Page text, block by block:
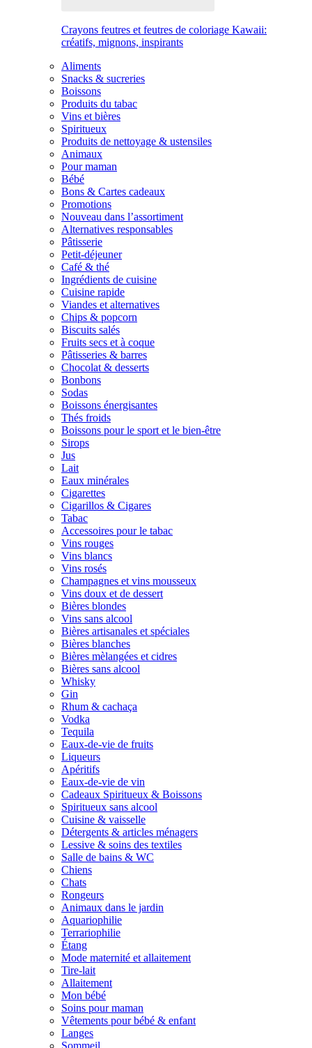
Crayons feutres et feutres de coloriage Kawaii:
créatifs, mignons, inspirants
Aliments
Snacks & sucreries
Boissons
Produits du tabac
Vins et bières
Spiritueux
Produits de nettoyage & ustensiles
Animaux
Pour maman
Bébé
Bons & Cartes cadeaux
Promotions
Nouveau dans l’assortiment
Alternatives responsables
Pâtisserie
Petit-déjeuner
Café & thé
Ingrédients de cuisine
Cuisine rapide
Viandes et alternatives
Chips & popcorn
Biscuits salés
Fruits secs et à coque
Pâtisseries & barres
Chocolat & desserts
Bonbons
Sodas
Boissons énergisantes
Thés froids
Boissons pour le sport et le bien-être
Sirops
Jus
Lait
Eaux minérales
Cigarettes
Cigarillos & Cigares
Tabac
Accessoires pour le tabac
Vins rouges
Vins blancs
Vins rosés
Champagnes et vins mousseux
Vins doux et de dessert
Bières blondes
Vins sans alcool
Bières artisanales et spéciales
Bières blanches
Bières mèlangées et cidres
Bières sans alcool
Whisky
Gin
Rhum & cachaça
Vodka
Tequila
Eaux-de-vie de fruits
Liqueurs
Apéritifs
Eaux-de-vie de vin
Cadeaux Spiritueux & Boissons
Spiritueux sans alcool
Cuisine & vaisselle
Détergents & articles ménagers
Lessive & soins des textiles
Salle de bains & WC
Chiens
Chats
Rongeurs
Animaux dans le jardin
Aquariophilie
Terrariophilie
Étang
Mode maternité et allaitement
Tire-lait
Allaitement
Mon bébé
Soins pour maman
Vêtements pour bébé & enfant
Langes
Sommeil